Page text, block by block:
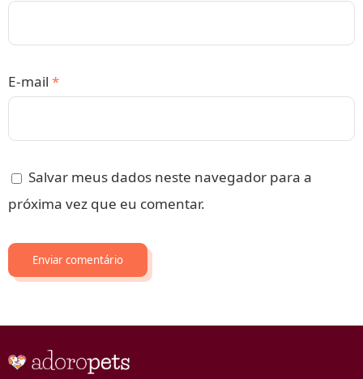
E-mail *
Salvar meus dados neste navegador para a
próxima vez que eu comentar.